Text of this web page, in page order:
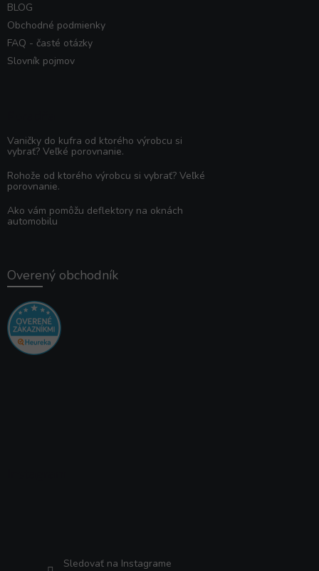
BLOG
Obchodné podmienky
FAQ - časté otázky
Slovník pojmov
Vaničky do kufra od ktorého výrobcu si
vybrať? Veľké porovnanie.
Rohože od ktorého výrobcu si vybrať? Veľké
porovnanie.
Ako vám pomôžu deflektory na oknách
automobilu
Overený obchodník
Sledovať na Instagrame